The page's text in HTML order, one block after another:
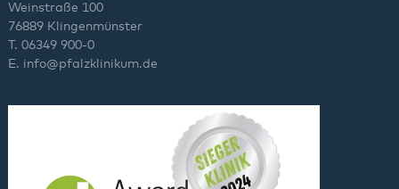
Weinstraße 100
76889 Klingenmünster
T. 06349 900-0
E. info@pfalzklinikum.de